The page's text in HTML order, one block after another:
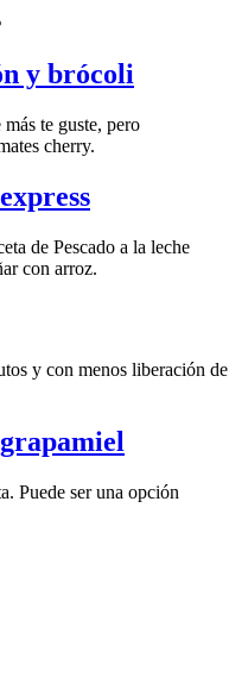
y brócoli
te guste, pero
cherry.
de Pescado a la leche
con arroz.
y con menos liberación de
Puede ser una opción